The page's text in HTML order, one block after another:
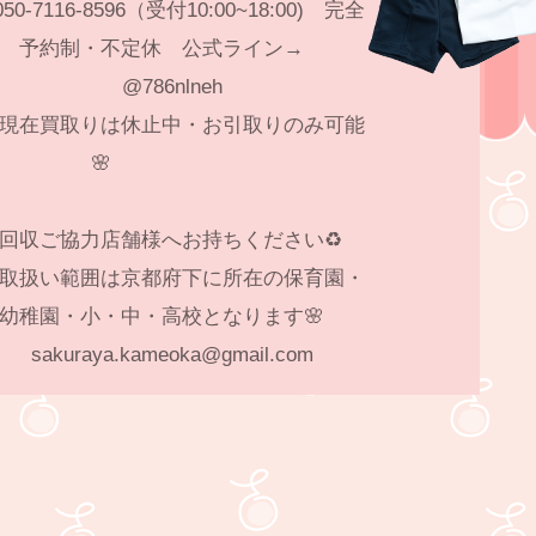
7116-8596（受付10:00~18:00) 完全
予約制・不定休 公式ライン→
@786nlneh
在買取りは休止中・お引取りのみ可能
🌸
収ご協力店舗様へお持ちください♻️
扱い範囲は京都府下に所在の保育園・
幼稚園・小・中・高校となります🌸
sakuraya.kameoka@gmail.com